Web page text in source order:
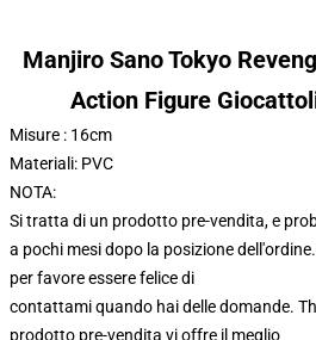
Manjiro Sano Tokyo
Action Figure
Misure : 16cm
Materiali: PVC
NOTA:
Si tratta di un prodotto pre-vendita, e
a pochi mesi dopo la posizione
per favore essere felice di
contattami quando hai delle domande.
prodotto pre-vendita vi offre il meglio